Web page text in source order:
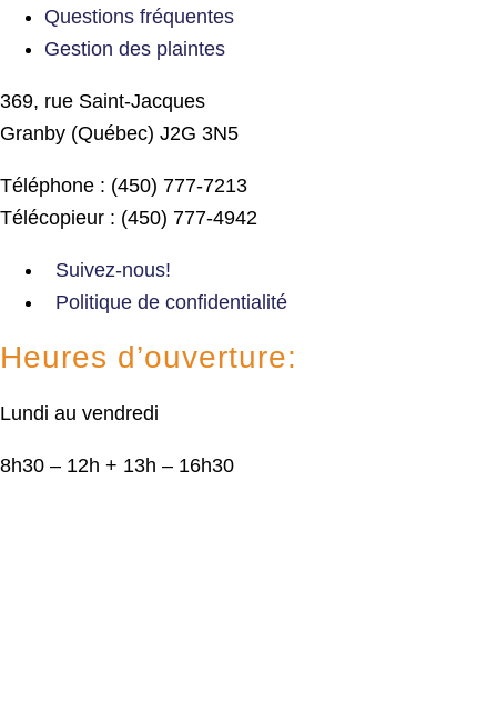
Questions fréquentes
Gestion des plaintes
369, rue Saint-Jacques
Granby (Québec) J2G 3N5
Téléphone : (450) 777-7213
Télécopieur : (450) 777-4942
Suivez-nous!
Politique de confidentialité
Heures d’ouverture:
Lundi au vendredi
8h30 – 12h + 13h – 16h30